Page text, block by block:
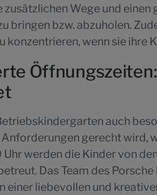
zusätzlichen Wege und
bringen bzw. abzuholen.
konzentrieren, wenn sie ihre
auch
gerecht wird,
Uhr werden die Kinder von
Das Team des
einer liebevollen und